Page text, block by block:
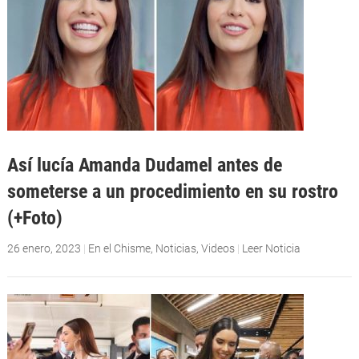
Así lucía Amanda Dudamel antes de
someterse a un procedimiento en su rostro
(+Foto)
26 enero, 2023 | En el Chisme, Noticias, Videos | Leer Noticia